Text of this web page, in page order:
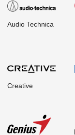
Audio Technica
Creative